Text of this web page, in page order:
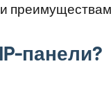
панели?